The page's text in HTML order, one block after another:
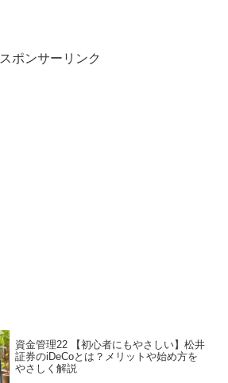
These easy lifestyle changes can help
you manage stress, boost your mood,
スポンサーリンク
資金管理22 【初心者にもやさしい】松井
証券のiDeCoとは？メリットや始め方を
やさしく解説